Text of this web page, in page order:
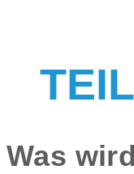
Was